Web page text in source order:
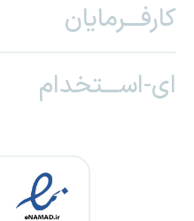
کارفـــرمایان
ای-اســـتخدام